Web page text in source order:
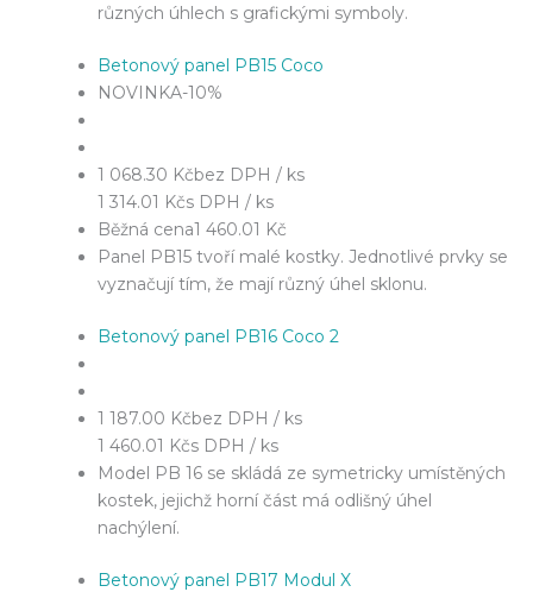
různých úhlech s grafickými symboly.
Betonový panel PB15 Coco
NOVINKA-10%
1 068.30 Kčbez DPH / ks
1 314.01 Kčs DPH / ks
Běžná cena1 460.01 Kč
Panel PB15 tvoří malé kostky. Jednotlivé prvky se
vyznačují tím, že mají různý úhel sklonu.
Betonový panel PB16 Coco 2
1 187.00 Kčbez DPH / ks
1 460.01 Kčs DPH / ks
Model PB 16 se skládá ze symetricky umístěných
kostek, jejichž horní část má odlišný úhel
nachýlení.
Betonový panel PB17 Modul X